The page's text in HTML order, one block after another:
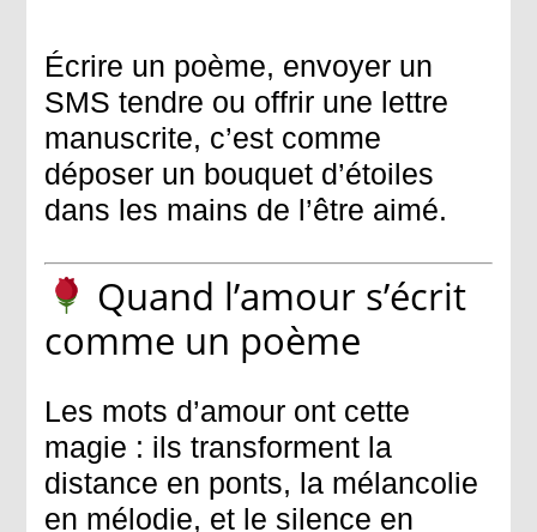
Écrire un poème, envoyer un
SMS tendre ou offrir une lettre
manuscrite, c’est comme
déposer un bouquet d’étoiles
dans les mains de l’être aimé.
Quand l’amour s’écrit
comme un poème
Les mots d’amour ont cette
magie : ils transforment la
distance en ponts, la mélancolie
en mélodie, et le silence en